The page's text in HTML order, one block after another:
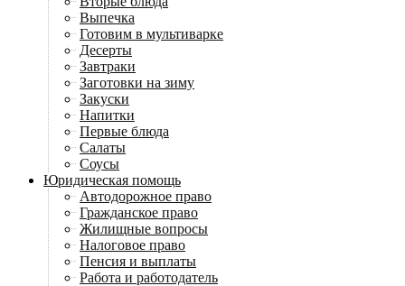
Выпечка
Готовим в мультиварке
Десерты
Завтраки
Заготовки на зиму
Закуски
Напитки
Первые блюда
Салаты
Соусы
Юридическая помощь
Автодорожное право
Гражданское право
Жилищные вопросы
Налоговое право
Пенсия и выплаты
Работа и работодатель